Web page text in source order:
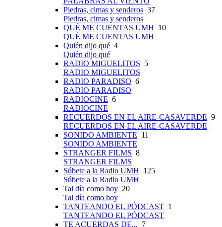
Piedras, cimas y senderos 37
Piedras, cimas y senderos
QUÉ ME CUENTAS UMH 10
QUÉ ME CUENTAS UMH
Quién dijo qué 4
Quién dijo qué
RADIO MIGUELITOS 5
RADIO MIGUELITOS
RADIO PARADISO 6
RADIO PARADISO
RADIOCINE 6
RADIOCINE
RECUERDOS EN EL AIRE-CASAVERDE 9
RECUERDOS EN EL AIRE-CASAVERDE
SONIDO AMBIENTE 11
SONIDO AMBIENTE
STRANGER FILMS 8
STRANGER FILMS
Súbete a la Radio UMH 125
Súbete a la Radio UMH
Tal día como hoy 20
Tal día como hoy
TANTEANDO EL PÓDCAST 1
TANTEANDO EL PÓDCAST
TE ACUERDAS DE... 7